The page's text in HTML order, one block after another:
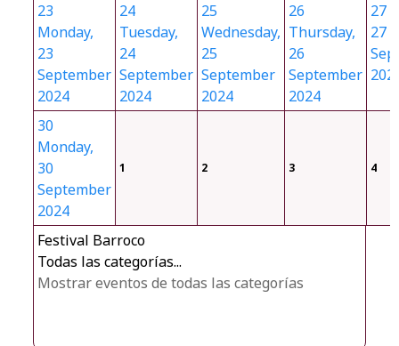
23
Monday,
23
September
2024
24
Tuesday,
24
September
2024
25
Wednesday,
25
September
2024
26
Thursday,
26
September
2024
27
27
30
Monday,
30
September
2024
1 2 3 4
Festival Barroco
Todas las categorías...
Mostrar eventos de todas las categorías